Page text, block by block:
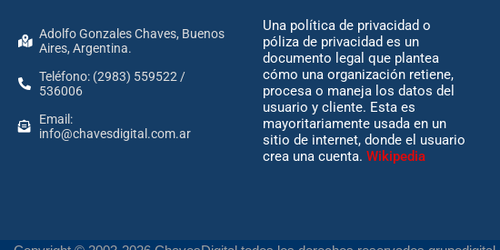
Adolfo Gonzales Chaves, Buenos
Aires, Argentina.
Teléfono: (2983) 559522 /
536006
Email:
info@chavesdigital.com.ar
Una política de privacidad o
póliza de privacidad es un
documento legal que plantea
cómo una organización retiene,
procesa o maneja los datos del
usuario y cliente. Esta es
mayoritariamente usada en un
sitio de internet, donde el usuario
crea una cuenta. Wikipedia